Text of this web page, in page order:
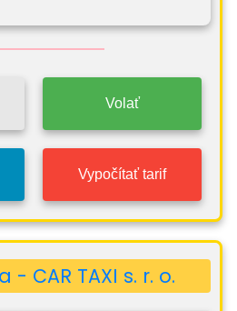
Volať
Vypočítať tarif
- CAR TAXI s. r. o.